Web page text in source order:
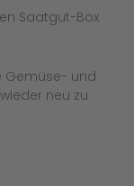
Saatgut-Box
Gemüse- und
neu zu